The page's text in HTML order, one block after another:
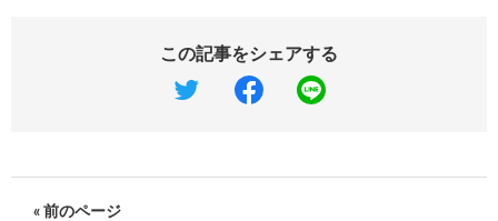
この記事をシェアする
« 前のページ